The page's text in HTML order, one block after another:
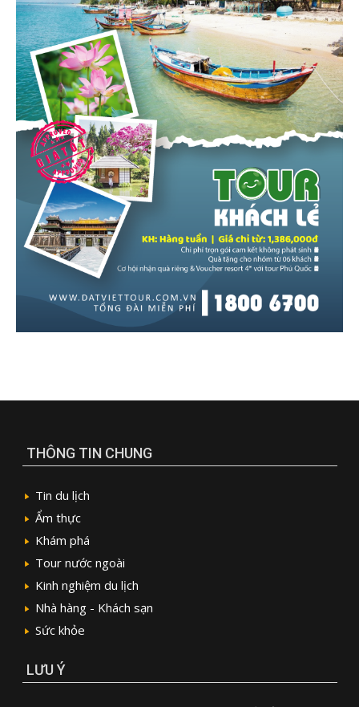
THÔNG TIN CHUNG
Tin du lịch
Ẩm thực
Khám phá
Tour nước ngoài
Kinh nghiệm du lịch
Nhà hàng - Khách sạn
Sức khỏe
LƯU Ý